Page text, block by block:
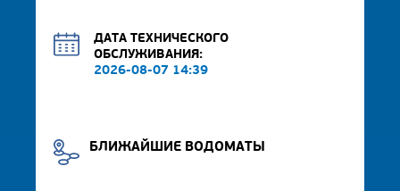
ДАТА ТЕХНИЧЕСКОГО
ОБСЛУЖИВАНИЯ:
2026-08-07 14:39
БЛИЖАЙШИЕ ВОДОМАТЫ